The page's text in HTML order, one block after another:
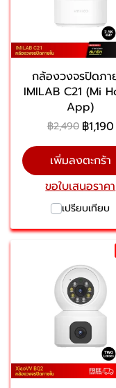
กล้องวงจรปิดภา
IMILAB C21 (Mi
App)
฿2,490 ฿1,190
เพิ่มลงตะกร้า
ขอใบเสนอราคา
เปรียบเทียบ